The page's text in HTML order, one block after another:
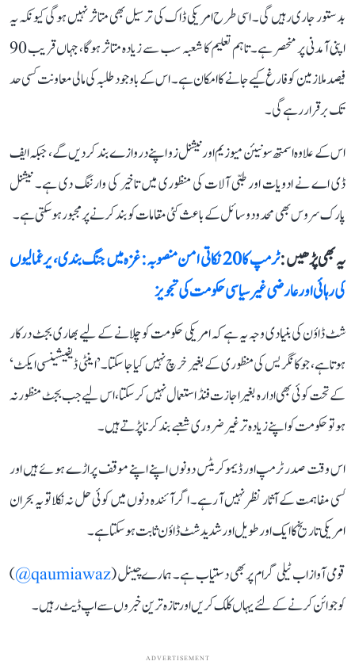
بدستور جاری رہیں گی۔ اسی طرح امریکی ڈاک کی ترسیل بھی متاثر نہیں ہوگی کیونکہ یہ
اپنی آمدنی پر منحصر ہے۔ تاہم تعلیم کا شعبہ سب سے زیادہ متاثر ہوگا، جہاں قریب 90
فیصد ملازمین کو فارغ کیے جانے کا امکان ہے۔ اس کے باوجود طلبہ کی مالی معاونت کسی حد
تک برقرار رہے گی۔
اس کے علاوہ اسمتھ سونیئن میوزیم اور نیشنل زو اپنے دروازے بند کر دیں گے، جبکہ ایف
ڈی اے نے ادویات اور طبی آلات کی منظوری میں تاخیر کی وارننگ دی ہے۔ نیشنل
پارک سروس بھی محدود وسائل کے باعث کئی مقامات کو بند کرنے پر مجبور ہو سکتی ہے۔
یہ بھی پڑھیں :
ٹرمپ کا 20 نکاتی امن منصوبہ: غزہ میں جنگ بندی، یرغمالیوں
کی رہائی اور عارضی غیر سیاسی حکومت کی تجویز
شٹ ڈاؤن کی بنیادی وجہ یہ ہے کہ امریکی حکومت کو چلانے کے لیے بھاری بجٹ درکار
ہوتا ہے، جو کانگریس کی منظوری کے بغیر خرچ نہیں کیا جا سکتا۔ ’اینٹی ڈیفیشینسی ایکٹ‘
کے تحت کوئی بھی ادارہ بغیر اجازت فنڈ استعمال نہیں کر سکتا، اس لیے جب بجٹ منظور نہ
ہو تو حکومت کو اپنے زیادہ تر غیر ضروری شعبے بند کرنا پڑتے ہیں۔
اس وقت صدر ٹرمپ اور ڈیموکریٹس دونوں اپنے اپنے موقف پر اڑے ہوئے ہیں اور
کسی مفاہمت کے آثار نظر نہیں آ رہے۔ اگر آئندہ دنوں میں کوئی حل نہ نکلا تو یہ بحران
امریکی تاریخ کا ایک اور طویل اور شدید شٹ ڈاؤن ثابت ہو سکتا ہے۔
قومی آواز اب ٹیلی گرام پر بھی دستیاب ہے۔ ہمارے چینل (qaumiawaz@
)
کو جوائن کرنے کے لئے یہاں کلک کریں اور تازہ ترین خبروں سے اپ ڈیٹ رہیں۔
ADVERTISEMENT